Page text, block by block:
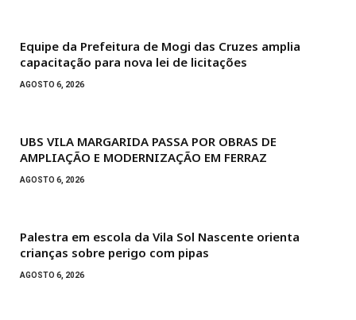
Equipe da Prefeitura de Mogi das Cruzes amplia
capacitação para nova lei de licitações
AGOSTO 6, 2026
UBS VILA MARGARIDA PASSA POR OBRAS DE
AMPLIAÇÃO E MODERNIZAÇÃO EM FERRAZ
AGOSTO 6, 2026
Palestra em escola da Vila Sol Nascente orienta
crianças sobre perigo com pipas
AGOSTO 6, 2026